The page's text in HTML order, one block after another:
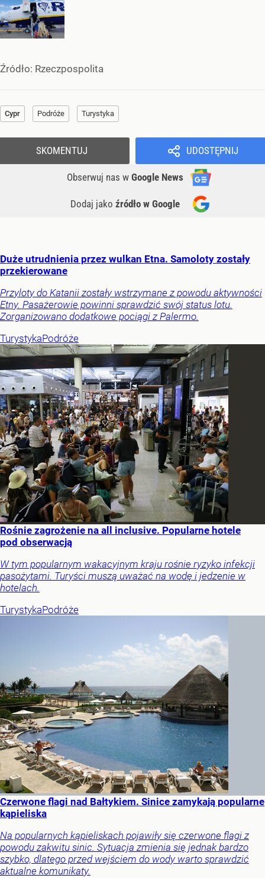
Źródło: Rzeczpospolita
Cypr Podróże Turystyka
UDOSTĘPNIJ
Obserwuj nas w Google News
Dodaj jako źródło w Google
SKOMENTUJ
Duże utrudnienia przez wulkan Etna. Samoloty zostały
przekierowane
Przyloty do Katanii zostały wstrzymane z powodu aktywności
Etny. Pasażerowie powinni sprawdzić swój status lotu.
Zorganizowano dodatkowe pociągi z Palermo.
TurystykaPodróże
Rośnie zagrożenie na all inclusive. Popularne hotele
pod obserwacją
W tym popularnym wakacyjnym kraju rośnie ryzyko infekcji
pasożytami. Turyści muszą uważać na wodę i jedzenie w
hotelach.
TurystykaPodróże
Czerwone flagi nad Bałtykiem. Sinice zamykają popularne
kąpieliska
Na popularnych kąpieliskach pojawiły się czerwone flagi z
powodu zakwitu sinic. Sytuacja zmienia się jednak bardzo
szybko, dlatego przed wejściem do wody warto sprawdzić
aktualne komunikaty.